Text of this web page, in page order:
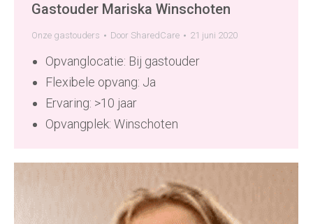
Gastouder Mariska Winschoten
Onze gastouders Door SharedCare 21 juni 2020
Opvanglocatie: Bij gastouder
Flexibele opvang: Ja
Ervaring: >10 jaar
Opvangplek: Winschoten